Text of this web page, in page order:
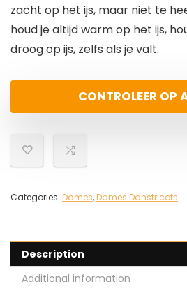
zacht op het ijs, maar niet te
houd je altijd warm op het ijs,
droog op ijs, zelfs als je valt.
CONTROLEER OP
Categories: Dames,Dames Danstricots
Description
Additional information